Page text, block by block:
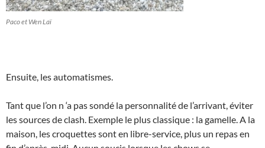
Paco et Wen Laï
Ensuite, les automatismes.
Tant que l’on n ‘a pas sondé la personnalité de l’arrivant, éviter
les sources de clash. Exemple le plus classique : la gamelle. A la
maison, les croquettes sont en libre-service, plus un repas en